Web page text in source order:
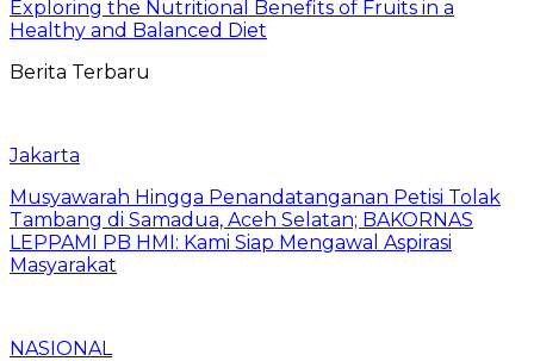
Exploring the Nutritional Benefits of Fruits in a
Healthy and Balanced Diet
Berita Terbaru
Jakarta
Musyawarah Hingga Penandatanganan Petisi Tolak
Tambang di Samadua, Aceh Selatan; BAKORNAS
LEPPAMI PB HMI: Kami Siap Mengawal Aspirasi
Masyarakat
NASIONAL